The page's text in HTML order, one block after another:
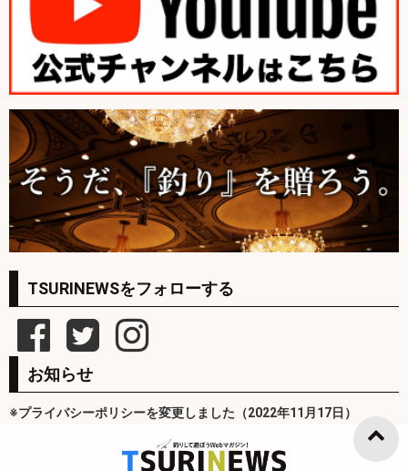
TSURINEWSをフォローする
お知らせ
※プライバシーポリシーを変更しました（2022年11月17日）